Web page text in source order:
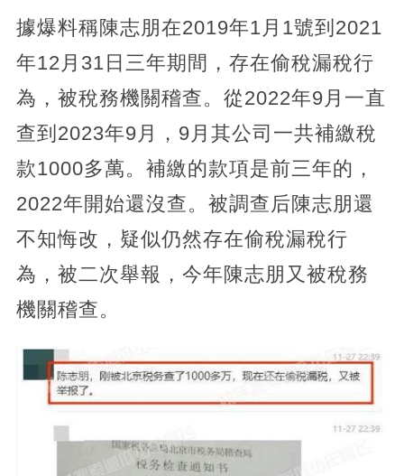
據爆料稱陳志朋在2019年1月1號到2021
年12月31日三年期間，存在偷稅漏稅行
為，被稅務機關稽查。從2022年9月一直
查到2023年9月，9月其公司一共補繳稅
款1000多萬。補繳的款項是前三年的，
2022年開始還沒查。被調查后陳志朋還
不知悔改，疑似仍然存在偷稅漏稅行
為，被二次舉報，今年陳志朋又被稅務
機關稽查。